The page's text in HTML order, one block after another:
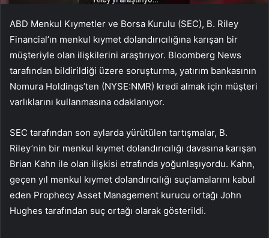
ABD Menkul Kıymetler ve Borsa Kurulu (SEC), B. Riley
Financial’ın menkul kıymet dolandırıcılığına karışan bir
müşteriyle olan ilişkilerini araştırıyor. Bloomberg News
tarafından bildirildiği üzere soruşturma, yatırım bankasının
Nomura Holdings’ten (NYSE:NMR) kredi almak için müşteri
varlıklarını kullanmasına odaklanıyor.
SEC tarafından son aylarda yürütülen tartışmalar, B.
Riley’nin bir menkul kıymet dolandırıcılığı davasına karışan
Brian Kahn ile olan ilişkisi etrafında yoğunlaşıyordu. Kahn,
geçen yıl menkul kıymet dolandırıcılığı suçlamalarını kabul
eden Prophecy Asset Management kurucu ortağı John
Hughes tarafından suç ortağı olarak gösterildi.